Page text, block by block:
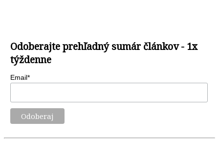
Odoberajte prehľadný sumár článkov - 1x
týždenne
Email*